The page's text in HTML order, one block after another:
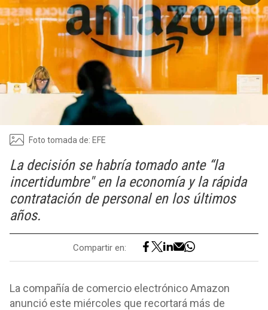
Foto tomada de: EFE
La decisión se habría tomado ante “la
incertidumbre" en la economía y la rápida
contratación de personal en los últimos
años.
Compartir en:
La compañía de comercio electrónico Amazon
anunció este miércoles que recortará más de